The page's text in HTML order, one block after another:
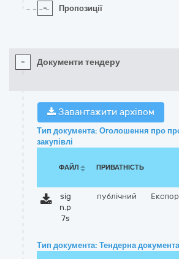
- Пропозиції
- Документи тендеру
Завантажити архівом
Тип документа: Оголошення про
закупівлі
ФАЙЛ ПРИВАТНІСТЬ
sig
n.p
7s
публічний
Тип документа: Тендерна